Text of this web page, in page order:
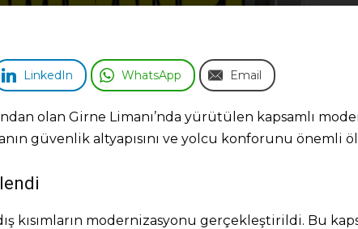
LinkedIn WhatsApp Email
olan Girne Limanı’nda yürütülen kapsamlı
güvenlik altyapısını ve yolcu konforunu önemli
kısımların modernizasyonu gerçekleştirildi. Bu